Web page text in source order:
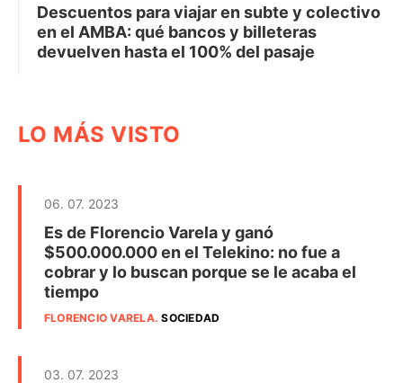
Descuentos para viajar en subte y colectivo
en el AMBA: qué bancos y billeteras
devuelven hasta el 100% del pasaje
LO MÁS VISTO
06. 07. 2023
Es de Florencio Varela y ganó
$500.000.000 en el Telekino: no fue a
cobrar y lo buscan porque se le acaba el
tiempo
FLORENCIO VARELA.SOCIEDAD
03. 07. 2023